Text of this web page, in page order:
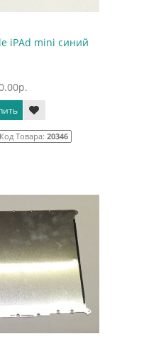
iPAd mini синий
Код Товара: 20346